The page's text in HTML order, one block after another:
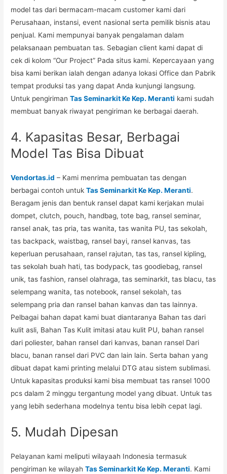
model tas dari bermacam-macam customer kami dari
Perusahaan, instansi, event nasional serta pemilik bisnis atau
penjual. Kami mempunyai banyak pengalaman dalam
pelaksanaan pembuatan tas. Sebagian client kami dapat di
cek di kolom “Our Project” Pada situs kami. Kepercayaan yang
bisa kami berikan ialah dengan adanya lokasi Office dan Pabrik
tempat produksi tas yang dapat Anda kunjungi langsung.
Untuk pengirimanTas Seminarkit Ke Kep. Meranti kami sudah
membuat banyak riwayat pengiriman ke berbagai daerah.
4. Kapasitas Besar, Berbagai
Model Tas Bisa Dibuat
Vendortas.id – Kami menrima pembuatan tas dengan
berbagai contoh untukTas Seminarkit Ke Kep. Meranti.
Beragam jenis dan bentuk ransel dapat kami kerjakan mulai
dompet, clutch, pouch, handbag, tote bag, ransel seminar,
ransel anak, tas pria, tas wanita, tas wanita PU, tas sekolah,
tas backpack, waistbag, ransel bayi, ransel kanvas, tas
keperluan perusahaan, ransel rajutan, tas tas, ransel kipling,
tas sekolah buah hati, tas bodypack, tas goodiebag, ransel
unik, tas fashion, ransel olahraga, tas seminarkit, tas blacu, tas
selempang wanita, tas notebook, ransel sekolah, tas
selempang pria dan ransel bahan kanvas dan tas lainnya.
Pelbagai bahan dapat kami buat diantaranya Bahan tas dari
kulit asli, Bahan Tas Kulit imitasi atau kulit PU, bahan ransel
dari poliester, bahan ransel dari kanvas, banan ransel Dari
blacu, banan ransel dari PVC dan lain lain. Serta bahan yang
dibuat dapat kami printing melalui DTG atau sistem sublimasi.
Untuk kapasitas produksi kami bisa membuat tas ransel 1000
pcs dalam 2 minggu tergantung model yang dibuat. Untuk tas
yang lebih sederhana modelnya tentu bisa lebih cepat lagi.
5. Mudah Dipesan
Pelayanan kami meliputi wilayaah Indonesia termasuk
pengiriman ke wilayahTas Seminarkit Ke Kep. Meranti. Kami